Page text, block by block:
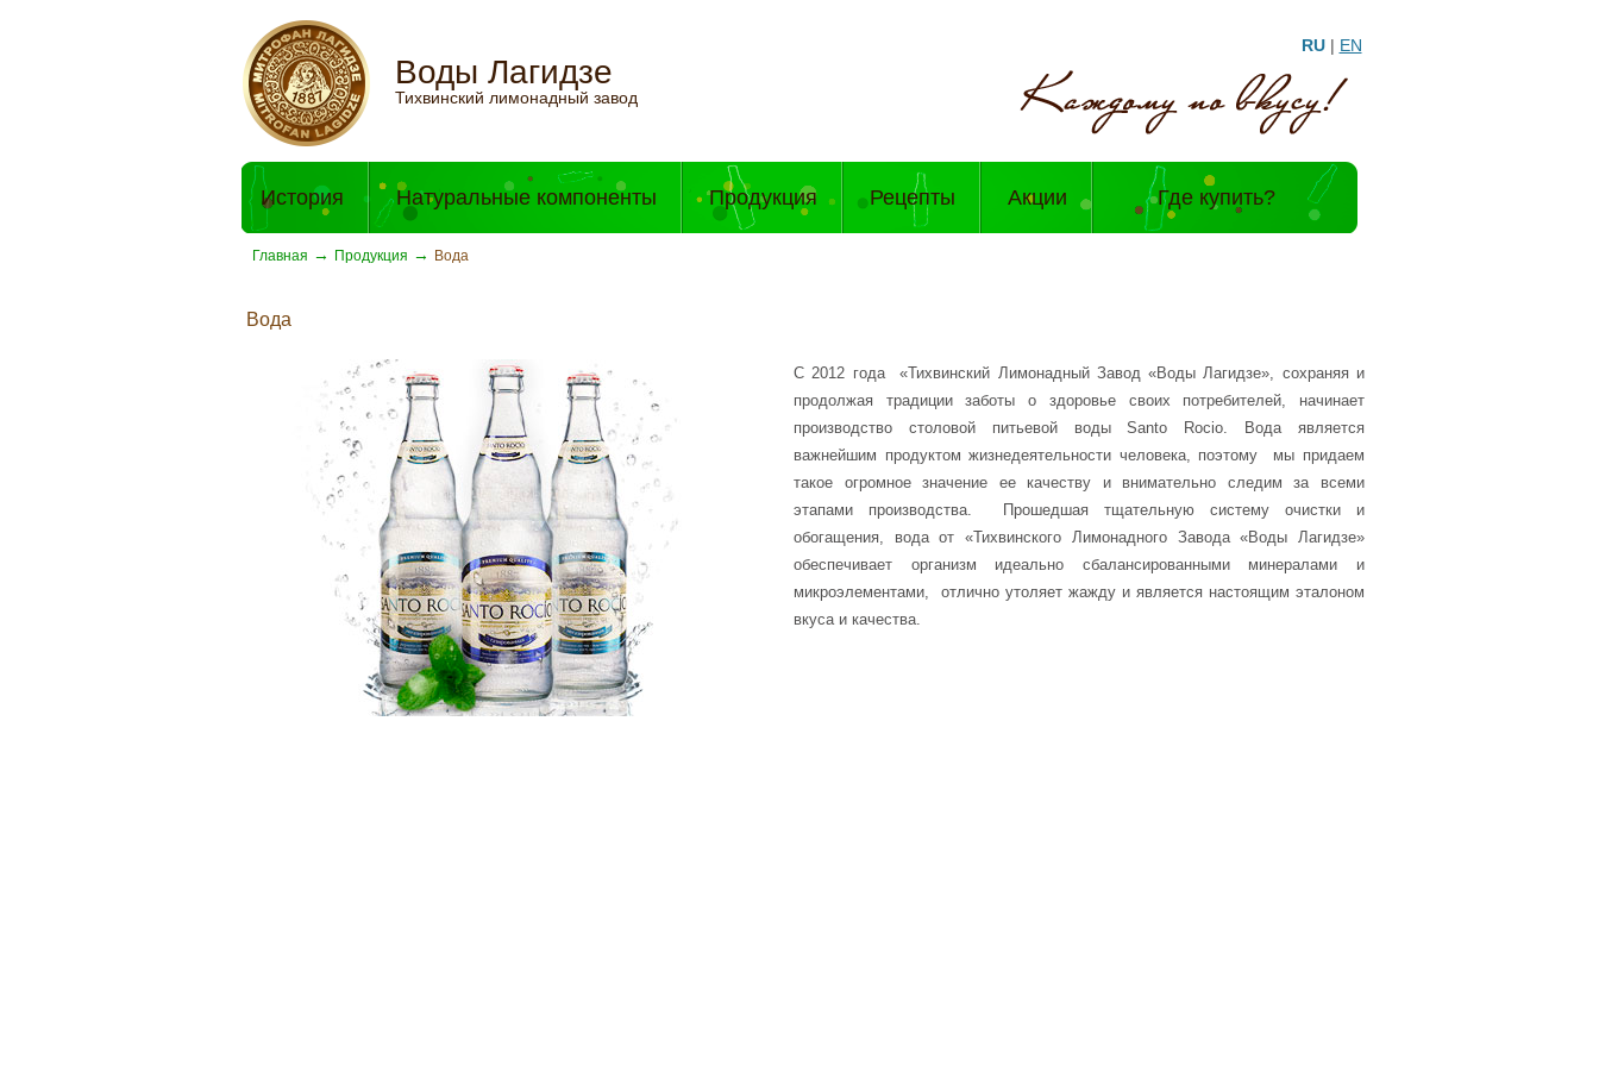
Воды Лагидзе
Тихвинский лимонадный завод
RU| EN
История Натуральные компоненты Продукция Рецепты Акции Где купить?
Главная → Продукция → Вода
Вода
С 2012 года «Тихвинский Лимонадный Завод «Воды Лагидзе», сохраняя и
продолжая традиции заботы о здоровье своих потребителей, начинает
производство столовой питьевой воды Santo Roсio. Вода является
важнейшим продуктом жизнедеятельности человека, поэтому мы придаем
такое огромное значение ее качеству и внимательно следим за всеми
этапами производства. Прошедшая тщательную систему очистки и
обогащения, вода от «Тихвинского Лимонадного Завода «Воды Лагидзе»
обеспечивает организм идеально сбалансированными минералами и
микроэлементами, отлично утоляет жажду и является настоящим эталоном
вкуса и качества.